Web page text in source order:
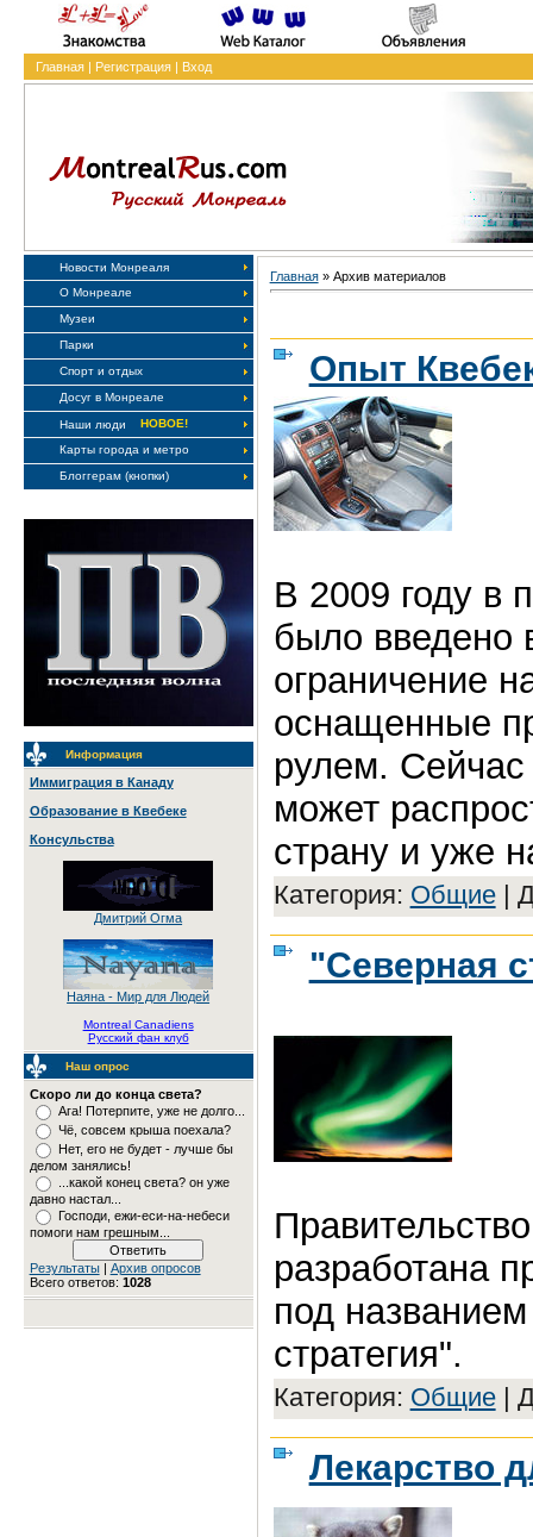
Главная| Регистрация| Вход
Новости Монреаля
О Монреале
Музеи
Парки
Спорт и отдых
Досуг в Монреале
Наши люди
НОВОЕ!
Карты города и метро
Блоггерам (кнопки)
Информация
Иммиграция в Канаду
Образование в Квебеке
Консульства
Дмитрий Огма
Наяна - Мир для Людей
Montreal Canadiens
Русский фан клуб
Наш опрос
Скоро ли до конца света?
Ага! Потерпите, уже не долго...
Чё, совсем крыша поехала?
Нет, его не будет - лучше бы
делом занялись!
...какой конец света? он уже
давно настал...
Господи, ежи-еси-на-небеси
помоги нам грешным...
Результаты| Архив опросов
Всего ответов: 1028
Главная» Архив материалов
Опыт
В 2009 году в
было введено
ограничение
оснащенные
рулем. Сейчас
может
страну и уже
Категория: Общие|
"Северная
разработана
под
стратегия".
Категория: Общие|
Лекарство